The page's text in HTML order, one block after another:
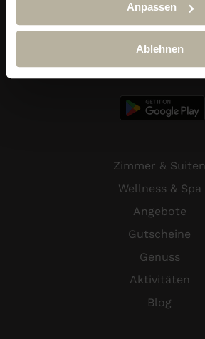
Anpassen
Ablehnen
reservierung@hotel-
Ludwig Royal App
Zimmer & Suiten
Wellness & Spa
Angebote
Gutscheine
Genuss
Aktivitäten
Blog